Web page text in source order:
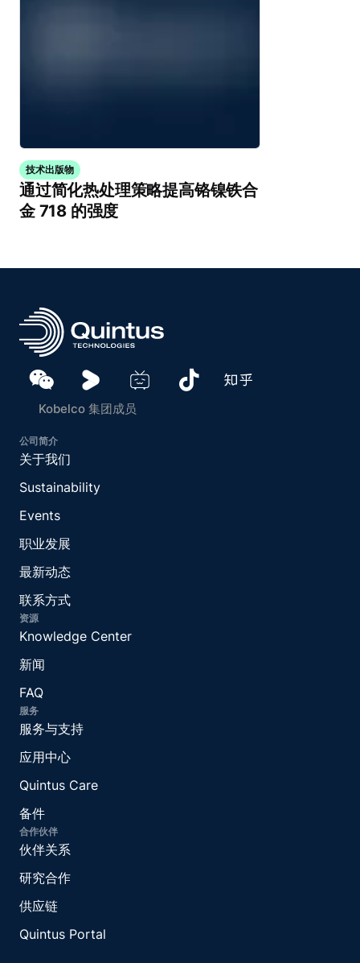
技术出版物
通过简化热处理策略提高铬镍铁合
金 718 的强度
Kobelco 集团成员
公司简介
关于我们
Sustainability
Events
职业发展
最新动态
联系方式
资源
Knowledge Center
新闻
FAQ
服务
服务与支持
应用中心
Quintus Care
备件
合作伙伴
伙伴关系
研究合作
供应链
Quintus Portal